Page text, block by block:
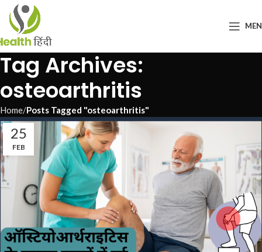
Tag Archives:
osteoarthritis
Home Posts Tagged "osteoarthritis"
25
FEB